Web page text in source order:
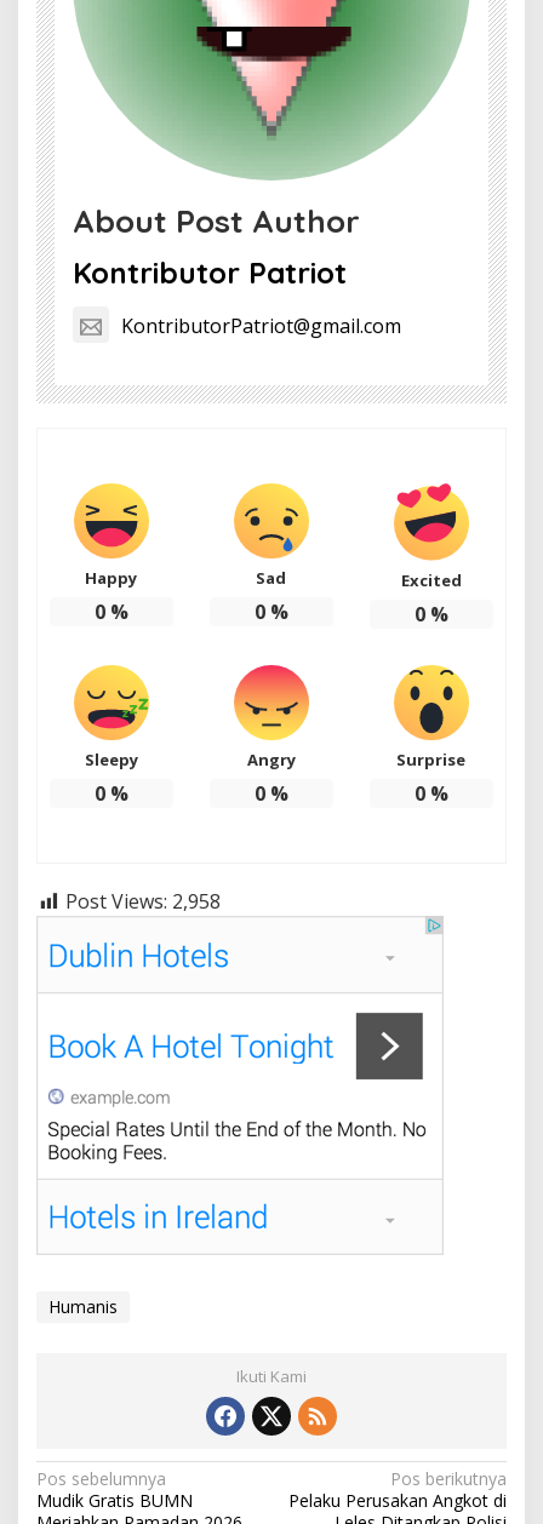
About Post Author
Kontributor Patriot
KontributorPatriot@gmail.com
Happy
0%
Sad
0%
Excited
0%
Sleepy
0%
Angry
0%
Surprise
0%
Post Views: 2,958
Humanis
Ikuti Kami
N
Pos sebelumnya
Mudik Gratis BUMN
Pos berikutnya
Pelaku Perusakan Angkot di